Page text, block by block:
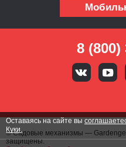
8 (800)
© Садовые механизмы —
защищены.
Оставаясь на сайте вы
Куки.